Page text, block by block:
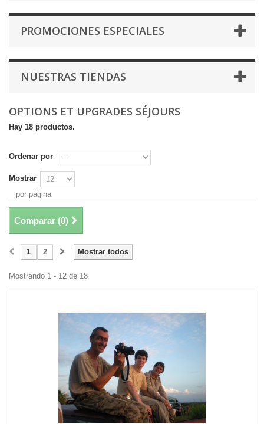
PROMOCIONES ESPECIALES
NUESTRAS TIENDAS
OPTIONS ET UPGRADES SÉJOURS
Hay 18 productos.
Ordenar por
Mostrar
por página
Comparar (0)
Mostrar todos
1 2
Mostrando 1 - 12 de 18